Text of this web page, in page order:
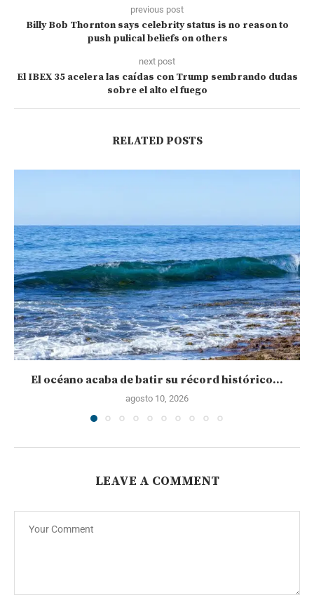
previous post
Billy Bob Thornton says celebrity status is no reason to
push pulical beliefs on others
next post
El IBEX 35 acelera las caídas con Trump sembrando dudas
sobre el alto el fuego
RELATED POSTS
El océano acaba de batir su récord histórico...
agosto 10, 2026
LEAVE A COMMENT